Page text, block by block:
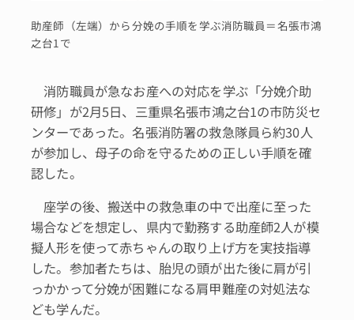
助産師（左端）から分娩の手順を学ぶ消防職員＝名張市鴻
之台1で
消防職員が急なお産への対応を学ぶ「分娩介助
研修」が2月5日、三重県名張市鴻之台1の市防災セ
ンターであった。名張消防署の救急隊員ら約30人
が参加し、母子の命を守るための正しい手順を確
認した。
座学の後、搬送中の救急車の中で出産に至った
場合などを想定し、県内で勤務する助産師2人が模
擬人形を使って赤ちゃんの取り上げ方を実技指導
した。参加者たちは、胎児の頭が出た後に肩が引
っかかって分娩が困難になる肩甲難産の対処法な
ども学んだ。